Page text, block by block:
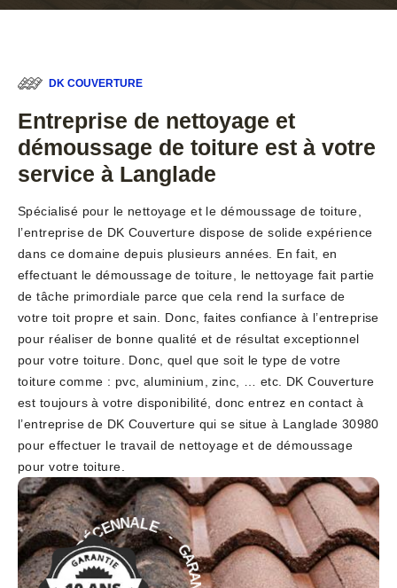
DK COUVERTURE
Entreprise de nettoyage et
démoussage de toiture est à votre
service à Langlade
Spécialisé pour le nettoyage et le démoussage de toiture,
l’entreprise de DK Couverture dispose de solide expérience
dans ce domaine depuis plusieurs années. En fait, en
effectuant le démoussage de toiture, le nettoyage fait partie
de tâche primordiale parce que cela rend la surface de
votre toit propre et sain. Donc, faites confiance à l’entreprise
pour réaliser de bonne qualité et de résultat exceptionnel
pour votre toiture. Donc, quel que soit le type de votre
toiture comme : pvc, aluminium, zinc, … etc. DK Couverture
est toujours à votre disponibilité, donc entrez en contact à
l’entreprise de DK Couverture qui se situe à Langlade 30980
pour effectuer le travail de nettoyage et de démoussage
pour votre toiture.
D
É
C
E
N
NALE - GAR
A
N
T
I
E